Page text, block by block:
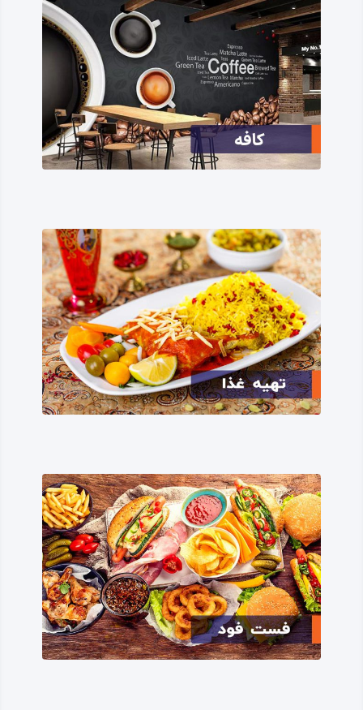
آداب، رسوم و مناسک را درونی کرده است؛ تا جایی که امروزه‌
روز، ادیان، مذاهب، ‌زبان‌ها و نژادهای زیادی در شهر و استان
کرمانشاه در کنار همدیگر و همراه با رواداری و مدارا زندگی
می‌کنند و تنوعی رنگین‌ کمانی و بسیار زیبا از نمادهای فرهنگی،
زیستی و اعتقادی را پدید آورده‌اند.
قرار دارد، یعنی زبان فارسی و تکلم با این زبان را آن‌ چنان درونی
کرده‌اند، که در حقیقت مردم کرمانشاه دو زبان مادری دارند زبان
کردی و فارسی کرمانشاهی!
برخی از گویش‌ها و زیرگویش‌ها و لهجه‌های زبان کُردی رایج در
کرمانشاه در عام‌ترین تقسیم‌ بندی عبارتند از؛ کلهری،
کرمانشاهی، سنجابی، سورانی، لکی، گورانی، جافی و… .
پدیدآورنده بسیاری از شخصیت‌ها، پدیده‌ها و رخدادهای
فرهنگی پر ارج و منزلتی بوده، بسیاری از مفاخر فرهنگی – ‌ادبی و
فرهنگی -‌ تاریخی را به ایران عزیز تقدیم کرده است.
این نمونه‌ها و نمادهای فرهنگی در کرمانشاه در همه زمینه‌های
فرهنگ و هنر و ادب بوده است: در حوزه‌های ادبیات، موسیقی،
هنرهای تجسمی، هنرهای بومی، هنرهای نمایشی و نیز در
حوزه‌های پژوهشی و تاریخی و… از شخصیت‌ها و بزرگان